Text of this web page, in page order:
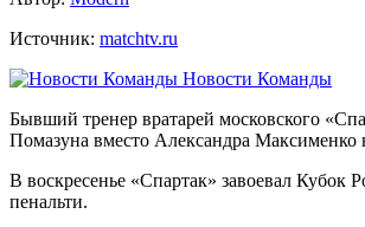
Источник: matchtv.ru
Новости Команды
Бывший тренер вратарей московского
Помазуна вместо Александра
В воскресенье «Спартак» завоевал
пенальти.